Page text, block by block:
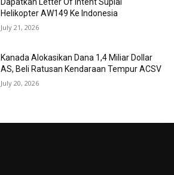
Dapatkan Letter Of Intent Suplai
Helikopter AW149 Ke Indonesia
July 21, 2026
Kanada Alokasikan Dana 1,4 Miliar Dollar
AS, Beli Ratusan Kendaraan Tempur ACSV
July 20, 2026